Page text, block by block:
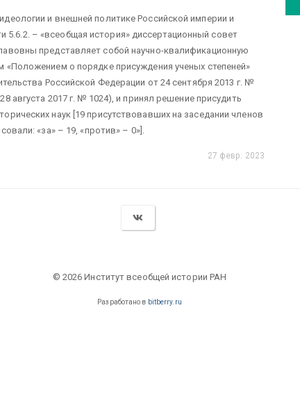
и внешней политике Российской империи и
5.6.2. – «всеобщая история» диссертационный совет
представляет собой научно-квалификационную
о порядке присуждения ученых степеней»
Российской Федерации от 24 сентября 2013 г. №
августа 2017 г. № 1024), и принял решение присудить
наук [19 присутствовавших на заседании членов
«за» – 19, «против» – 0»].
27 февр. 2023
© 2026 Институт всеобщей истории РАН
Разработано в bitberry.ru